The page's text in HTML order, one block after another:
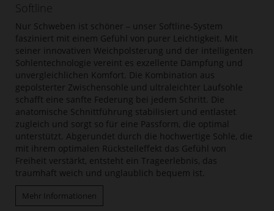
Softline
Nur Schweben ist schöner – unser Softline-System
fasziniert mit einem Gefühl von purer Leichtigkeit. Mit
seiner innovativen Weichpolsterung und der intelligenten
Sohlentechnologie vereint es exzellente Dämpfung und
unvergleichlichen Komfort. Die Kombination aus
gepolsterter Zwischensohle und ultraleichter Laufsohle
schafft eine sanfte Federung bei jedem Schritt. Die
anatomische Schnittführung stabilisiert und entlastet
zugleich und sorgt so für eine Passform, die optimal
unterstützt. Abgerundet durch die hochwertige Sohle, die
mit ihrem optimalen Rückstelleffekt das Gefühl von
Freiheit verstärkt, entsteht ein Trageerlebnis, das
traumhaft weich und unglaublich bequem ist.
Mehr Informationen